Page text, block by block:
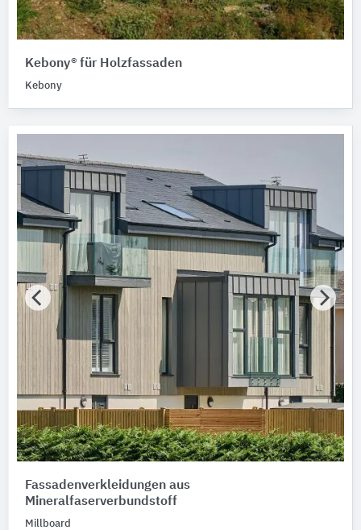
Kebony® für Holzfassaden
Kebony
Fassadenverkleidungen aus
Mineralfaserverbundstoff
Millboard